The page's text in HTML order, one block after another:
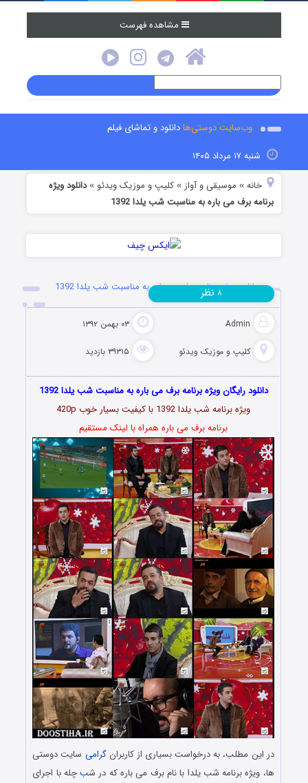
مشاهده فهرست
وب‌سایت دوستی‌هادانلود و تماشای فیلم
شنبه ۱۷ مرداد ۱۴۰۵
خانه » موسیقی و آواز »کلیپ و موزیک ویدئو »دانلود ویژه
برنامه برف می باره به مناسبت شب یلدا 1392
دانلود ویژه برنامه برف می باره به مناسبت شب یلدا 1392
Admin ۰۳ بهمن ۱۳۹۲
کلیپ و موزیک ویدئو ۳۹۳۱۵ بازدید
۸ نظر
دانلود رایگان ویژه برنامه برف می باره به مناسبت شب یلدا 1392
ویژه برنامه شب یلدا 1392 با کیفیت بسیار خوب 420p
برنامه برف می باره همراه با لینک مستقیم
در این مطلب، به درخواست بسیاری از کاربرانگرامی سایت دوستی
ها، ویژه برنامه شب یلدا با نام برف می باره که در شبچله با اجرای